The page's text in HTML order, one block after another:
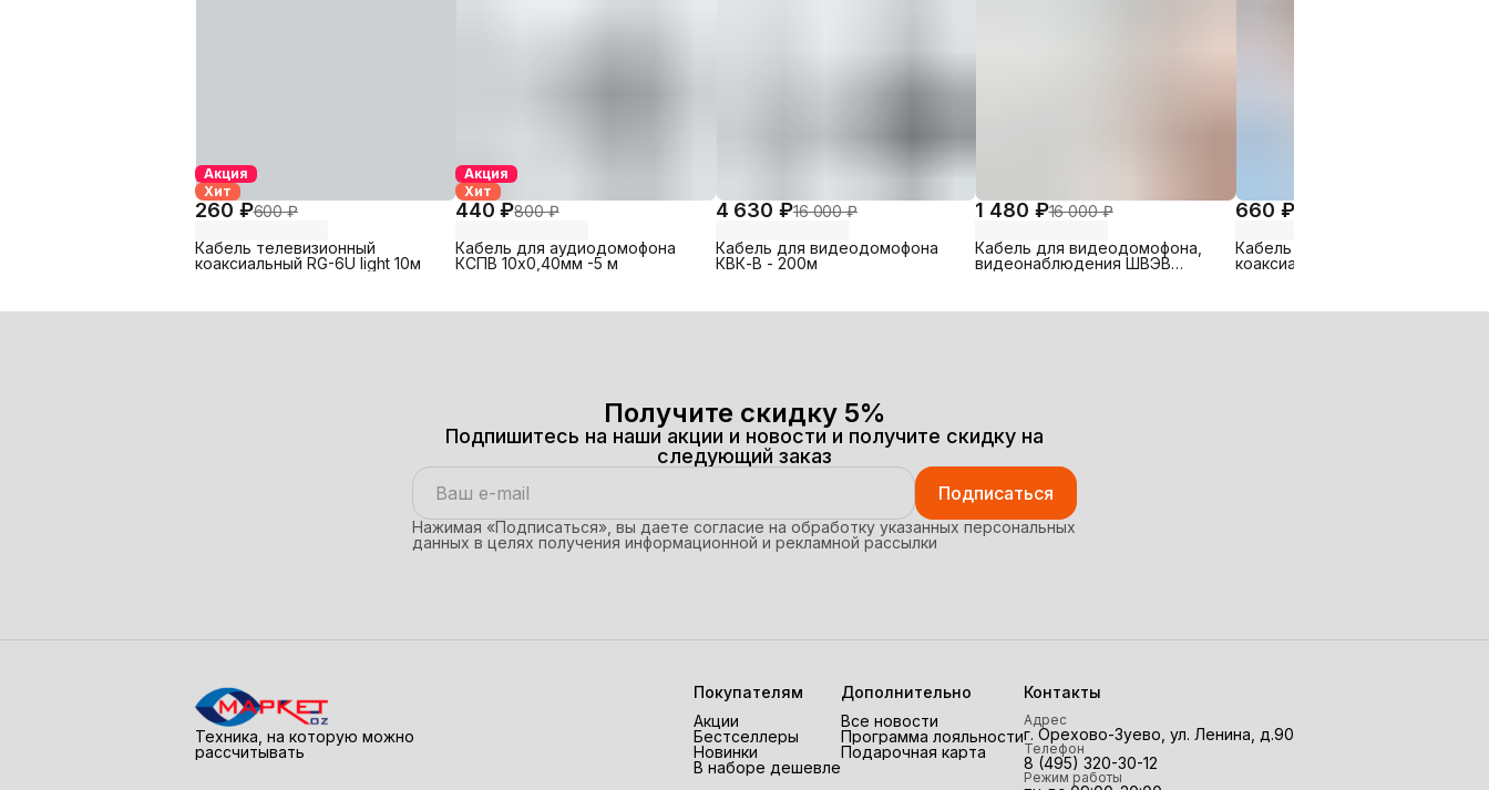
Акция
Хит
260 ₽600 ₽
Кабель телевизионный
коаксиальный RG-6U light 10м
Акция
Хит
440 ₽800 ₽
Кабель для аудиодомофона
КСПВ 10х0,40мм -5 м
4 630 ₽16 000 ₽
Кабель для видеодомофона
КВК-В - 200м
1 480 ₽16 000 ₽
Кабель для видеодомофона,
видеонаблюдения ШВЭВ
660 ₽
Кабель телевизионный
коаксиальный RG-6SAT premium
Получите скидку 5%
Подпишитесь на наши акции и новости и получите скидку на
следующий заказ
Подписаться
Нажимая «Подписаться», вы даете согласие на обработку указанных персональных
данных в целях получения информационной и рекламной рассылки
Техника, на которую можно
рассчитывать
Покупателям
Акции
Бестселлеры
Новинки
В наборе дешевле
Дополнительно
Все новости
Программа лояльности
Подарочная карта
Контакты
Адрес
г. Орехово-Зуево, ул. Ленина, д.90
Телефон
8 (495) 320-30-12
Режим работы